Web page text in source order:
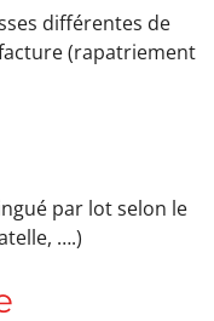
différentes de
(rapatriement
par lot selon le
….)